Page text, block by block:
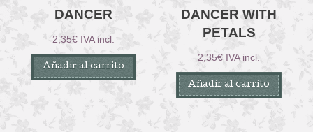
DANCER
2,35€ IVA incl.
Añadir al carrito
DANCER WITH
PETALS
2,35€ IVA incl.
Añadir al carrito